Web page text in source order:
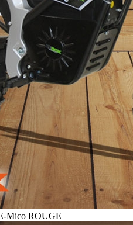
Mico ROUGE